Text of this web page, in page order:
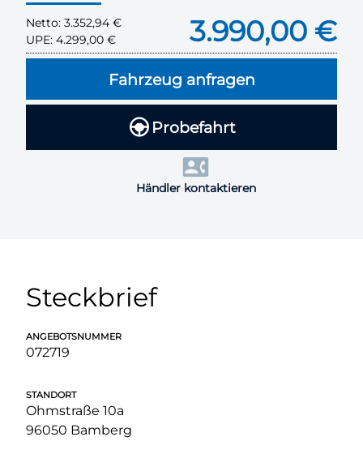
Netto: 3.352,94 €
UPE: 4.299,00 € 3.990,00 €
Fahrzeug anfragen
Probefahrt
Händler kontaktieren
Steckbrief
ANGEBOTSNUMMER
072719
STANDORT
Ohmstraße 10a
96050 Bamberg